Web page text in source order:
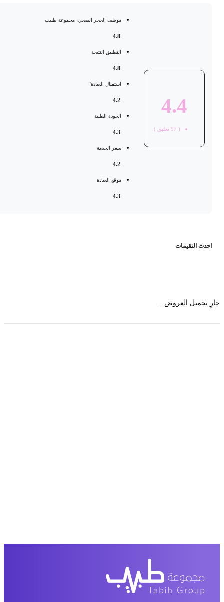
4.4
97 تعليق )
موظف الحجر الصحي، مجموعة طبيب
التطبيق النتيجة
استقبال العيادة'
الجودة الطبية
سعر الخدمة
موقع العيادة
التقيمات
تحميل العروض...